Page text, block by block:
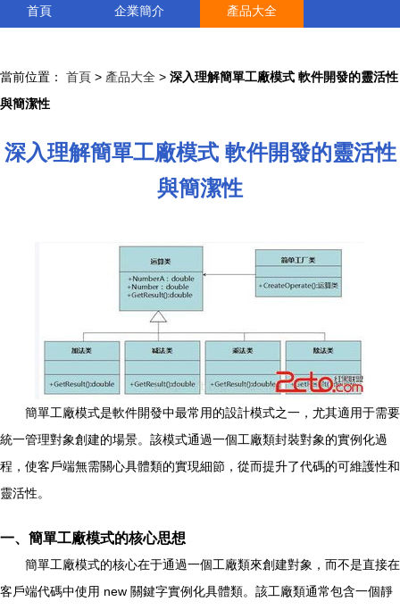
首頁 企業簡介 產品大全
當前位置： 首頁 > 產品大全 > 深入理解簡單工廠模式 軟件開發的靈活性
與簡潔性
深入理解簡單工廠模式 軟件開發的靈活性
與簡潔性
簡單工廠模式是軟件開發中最常用的設計模式之一，尤其適用于需要
統一管理對象創建的場景。該模式通過一個工廠類封裝對象的實例化過
程，使客戶端無需關心具體類的實現細節，從而提升了代碼的可維護性和
靈活性。
一、簡單工廠模式的核心思想
簡單工廠模式的核心在于通過一個工廠類來創建對象，而不是直接在
客戶端代碼中使用 new 關鍵字實例化具體類。該工廠類通常包含一個靜